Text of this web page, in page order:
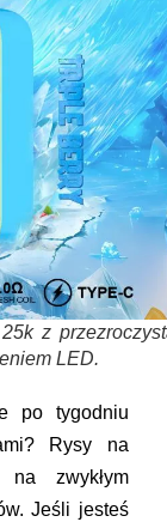
z
LED.
po tygodniu
Rysy na
zwykłym
Jeśli jesteś